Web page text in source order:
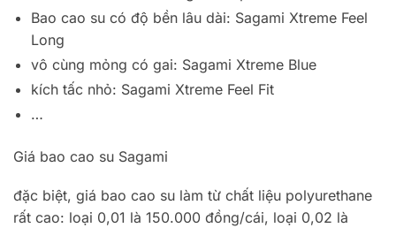
Bao cao su có độ bền lâu dài: Sagami Xtreme Feel
Long
vô cùng mỏng có gai: Sagami Xtreme Blue
kích tấc nhỏ: Sagami Xtreme Feel Fit
…
Giá bao cao su Sagami
đặc biệt, giá bao cao su làm từ chất liệu polyurethane
rất cao: loại 0,01 là 150.000 đồng/cái, loại 0,02 là